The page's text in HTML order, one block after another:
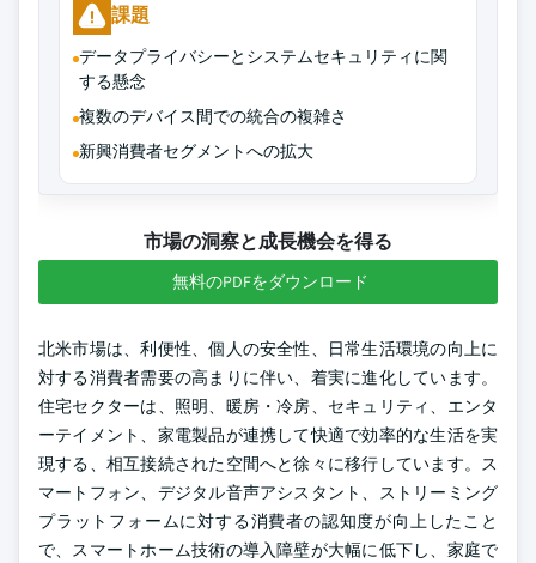
課題
データプライバシーとシステムセキュリティに関
する懸念
複数のデバイス間での統合の複雑さ
新興消費者セグメントへの拡大
市場の洞察と成長機会を得る
無料のPDFをダウンロード
北米市場は、利便性、個人の安全性、日常生活環境の向上に
対する消費者需要の高まりに伴い、着実に進化しています。
住宅セクターは、照明、暖房・冷房、セキュリティ、エンタ
ーテイメント、家電製品が連携して快適で効率的な生活を実
現する、相互接続された空間へと徐々に移行しています。ス
マートフォン、デジタル音声アシスタント、ストリーミング
プラットフォームに対する消費者の認知度が向上したこと
で、スマートホーム技術の導入障壁が大幅に低下し、家庭で